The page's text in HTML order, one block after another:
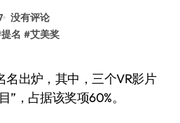
没有评论
提名 #艾美奖
”，占据该奖项60%。